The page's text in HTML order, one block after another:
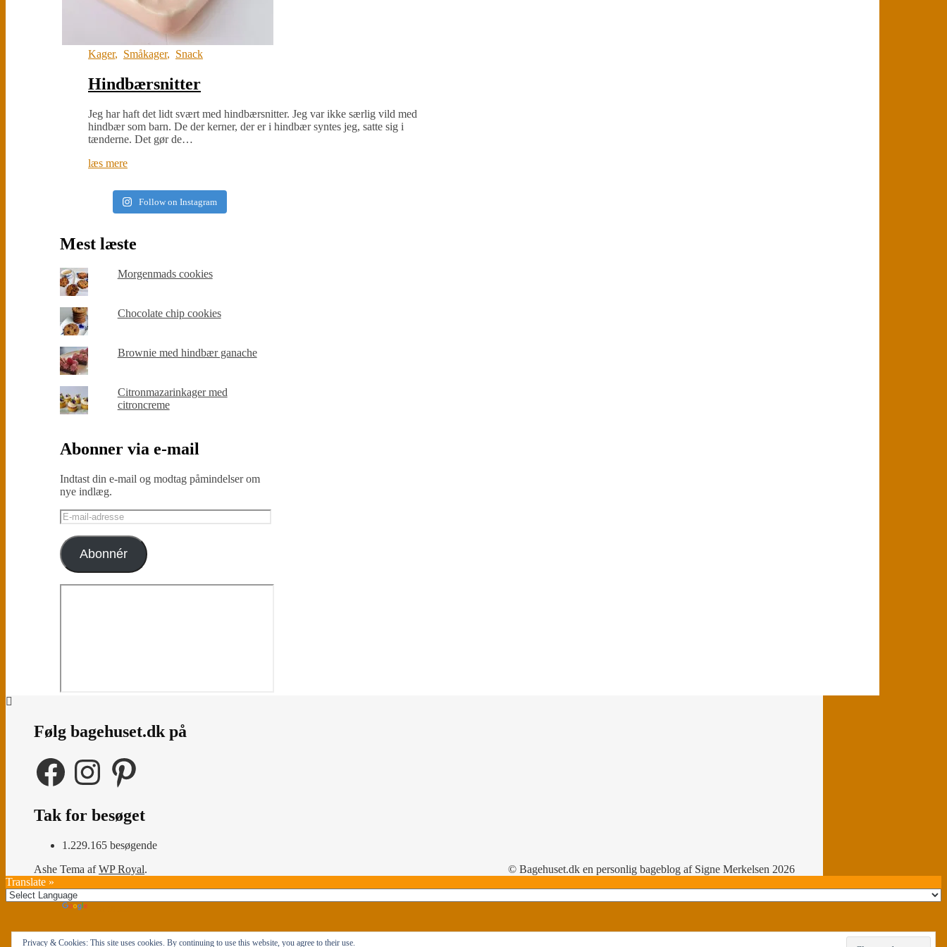
Kager, Småkager, Snack
Hindbærsnitter
Jeg har haft det lidt svært med hindbærsnitter. Jeg var ikke særlig vild med
hindbær som barn. De der kerner, der er i hindbær syntes jeg, satte sig i
tænderne. Det gør de…
læs mere
Follow on Instagram
Mest læste
Morgenmads cookies
Chocolate chip cookies
Brownie med hindbær ganache
Citronmazarinkager med
citroncreme
Abonner via e-mail
Indtast din e-mail og modtag påmindelser om
nye indlæg.
E-
mail-
adresse
Abonnér
Følg bagehuset.dk på
FacebookInstagram Pinterest
Tak for besøget
1.229.165 besøgende
© Bagehuset.dk en personlig bageblog af Signe Merkelsen 2026
Ashe Tema afWP Royal.
Translate »
Privacy & Cookies: This site uses cookies. By continuing to use this website, you agree to their use.